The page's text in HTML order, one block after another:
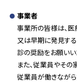
事業者
事業所の皆様は、医
又は早期に発見する
診の奨励をお願いい
また、従業員やそ
従業員が働きながら